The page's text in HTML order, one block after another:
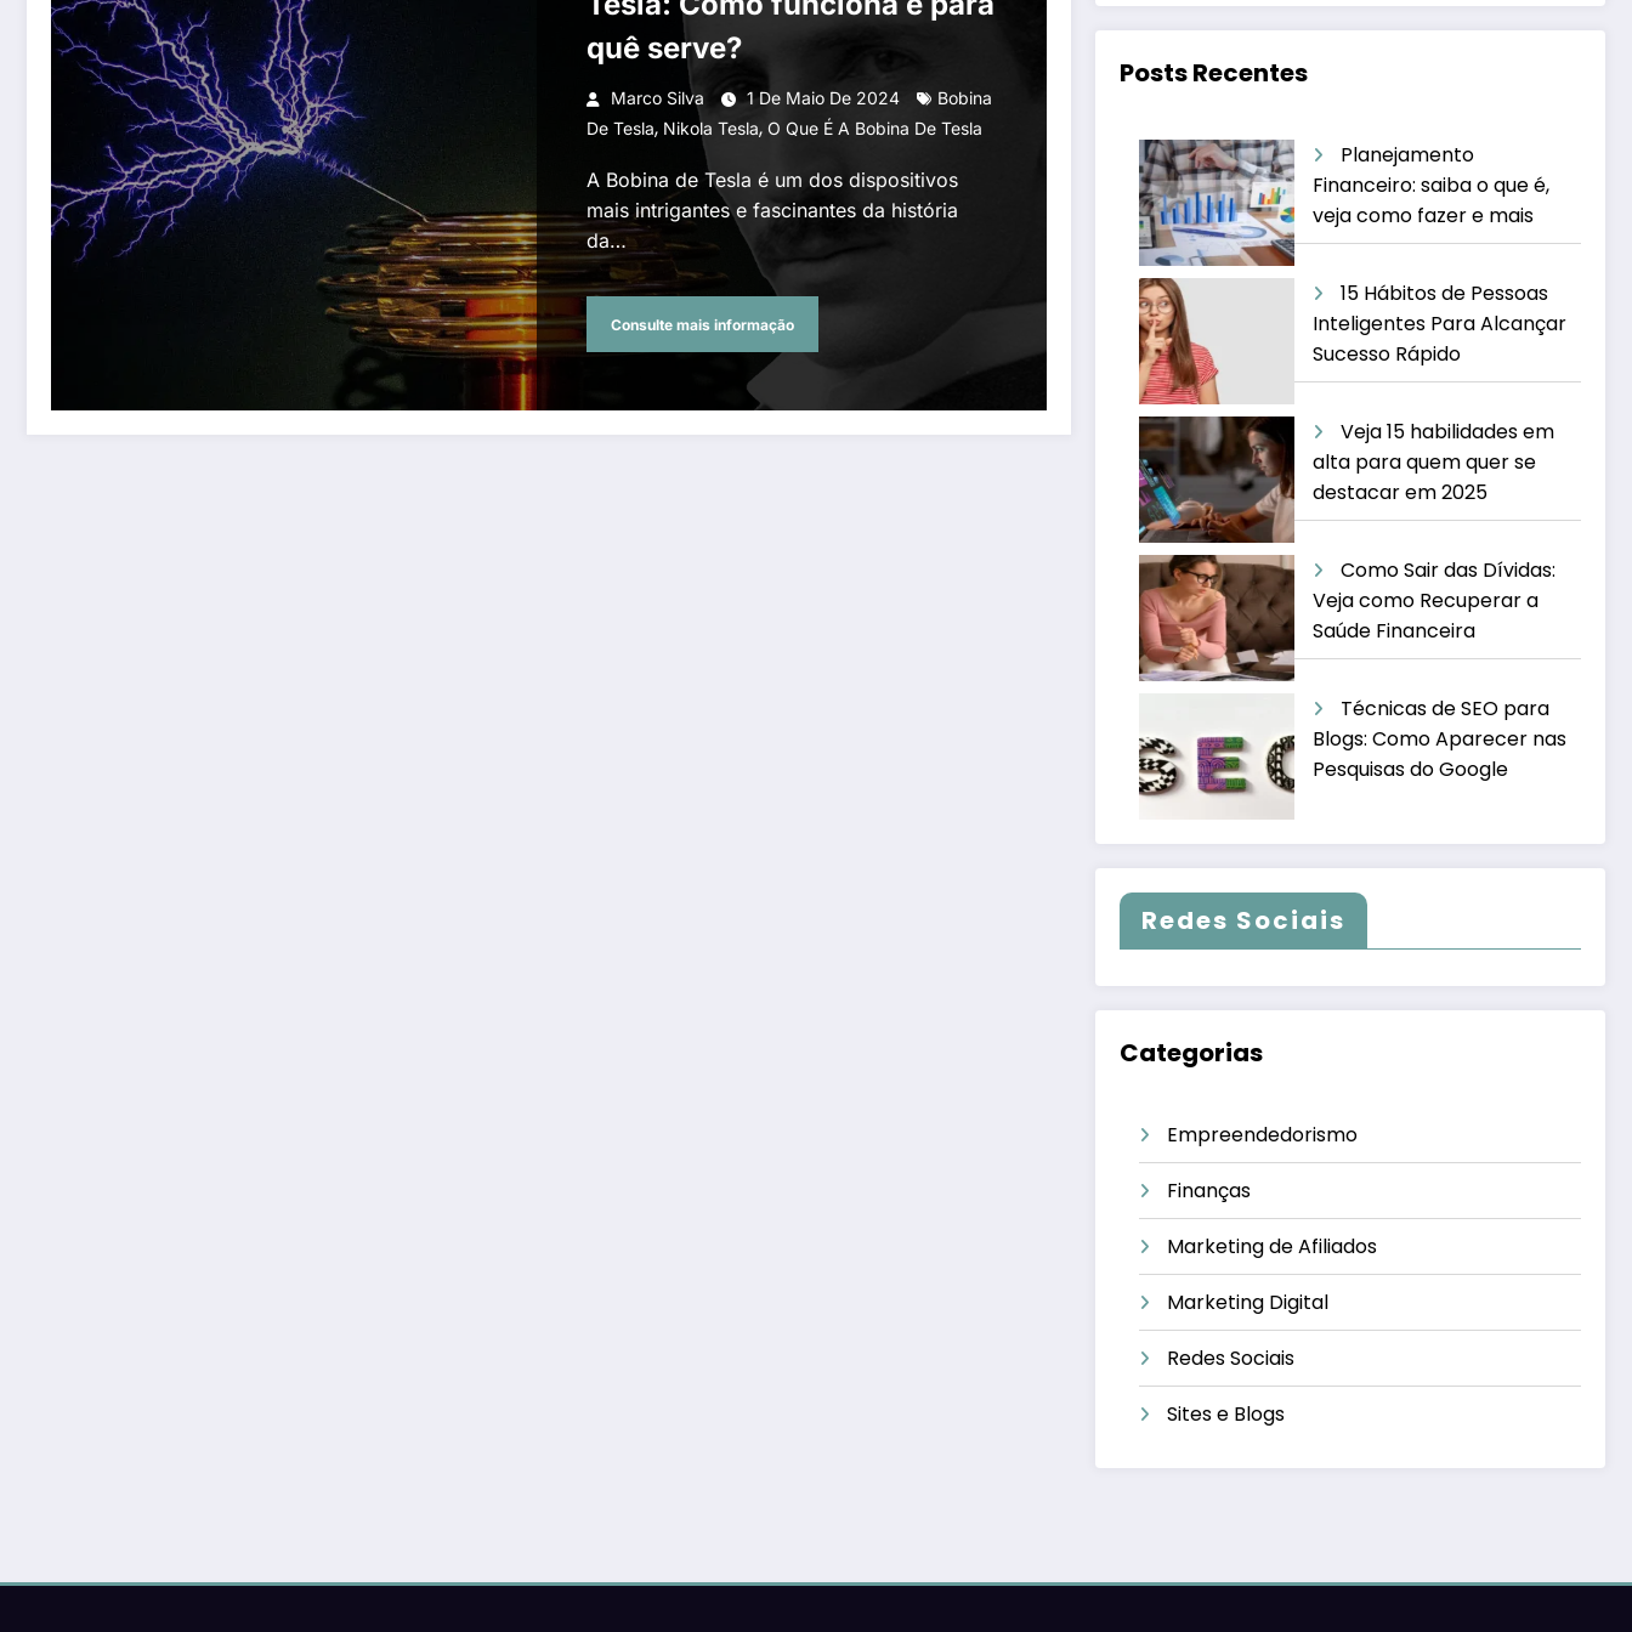
quê serve?
Marco Silva 1 De Maio De 2024
Bobina
De Tesla, Nikola Tesla, O Que É A Bobina De Tesla
A Bobina de Tesla é um dos dispositivos
mais intrigantes e fascinantes da história
da…
Consulte mais informação
Posts Recentes
Planejamento
Financeiro: saiba o que é,
veja como fazer e mais
15 Hábitos de Pessoas
Inteligentes Para Alcançar
Sucesso Rápido
Veja 15 habilidades em
alta para quem quer se
destacar em 2025
Como Sair das Dívidas:
Veja como Recuperar a
Saúde Financeira
Técnicas de SEO para
Blogs: Como Aparecer nas
Pesquisas do Google
Redes Sociais
Categorias
Empreendedorismo
Finanças
Marketing de Afiliados
Marketing Digital
Redes Sociais
Sites e Blogs